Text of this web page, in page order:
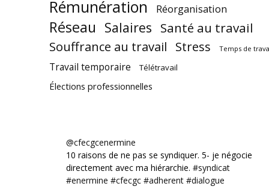
Rémunération Réorganisation
Réseau Salaires Santé au travail
Souffrance au travail Stress Temps de
Travail temporaire Télétravail
Élections professionnelles
@cfecgcenermine
10 raisons de ne pas se syndiquer. 5- je négocie
directement avec ma hiérarchie. #syndicat
#enermine #cfecgc #adherent #dialogue